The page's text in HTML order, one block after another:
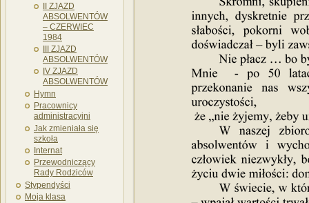
II ZJAZD
ABSOLWENTÓW
– CZERWIEC
1984
III ZJAZD
ABSOLWENTÓW
IV ZJAZD
ABSOLWENTÓW
Hymn
Pracownicy
administracyjni
Jak zmieniała się
szkoła
Internat
Przewodniczący
Rady Rodziców
Stypendyści
Moja klasa